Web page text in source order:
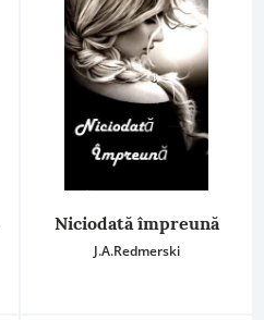
Niciodată împreună
J.A.Redmerski